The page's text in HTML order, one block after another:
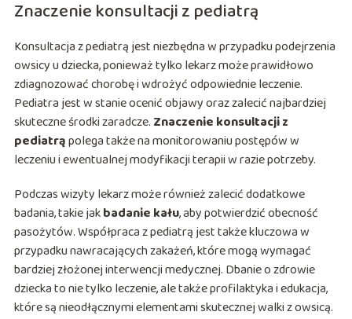
Znaczenie konsultacji z pediatrą
Konsultacja z pediatrą jest niezbędna w przypadku podejrzenia
owsicy u dziecka, ponieważ tylko lekarz może prawidłowo
zdiagnozować chorobę i wdrożyć odpowiednie leczenie.
Pediatra jest w stanie ocenić objawy oraz zalecić najbardziej
skuteczne środki zaradcze. Znaczenie konsultacji z
pediatrąpolega także na monitorowaniu postępów w
leczeniu i ewentualnej modyfikacji terapii w razie potrzeby.
Podczas wizyty lekarz może również zalecić dodatkowe
badania, takie jakbadanie kału, aby potwierdzić obecność
pasożytów. Współpraca z pediatrą jest także kluczowa w
przypadku nawracających zakażeń, które mogą wymagać
bardziej złożonej interwencji medycznej. Dbanie o zdrowie
dziecka to nie tylko leczenie, ale także profilaktyka i edukacja,
które są nieodłącznymi elementami skutecznej walki z owsicą.